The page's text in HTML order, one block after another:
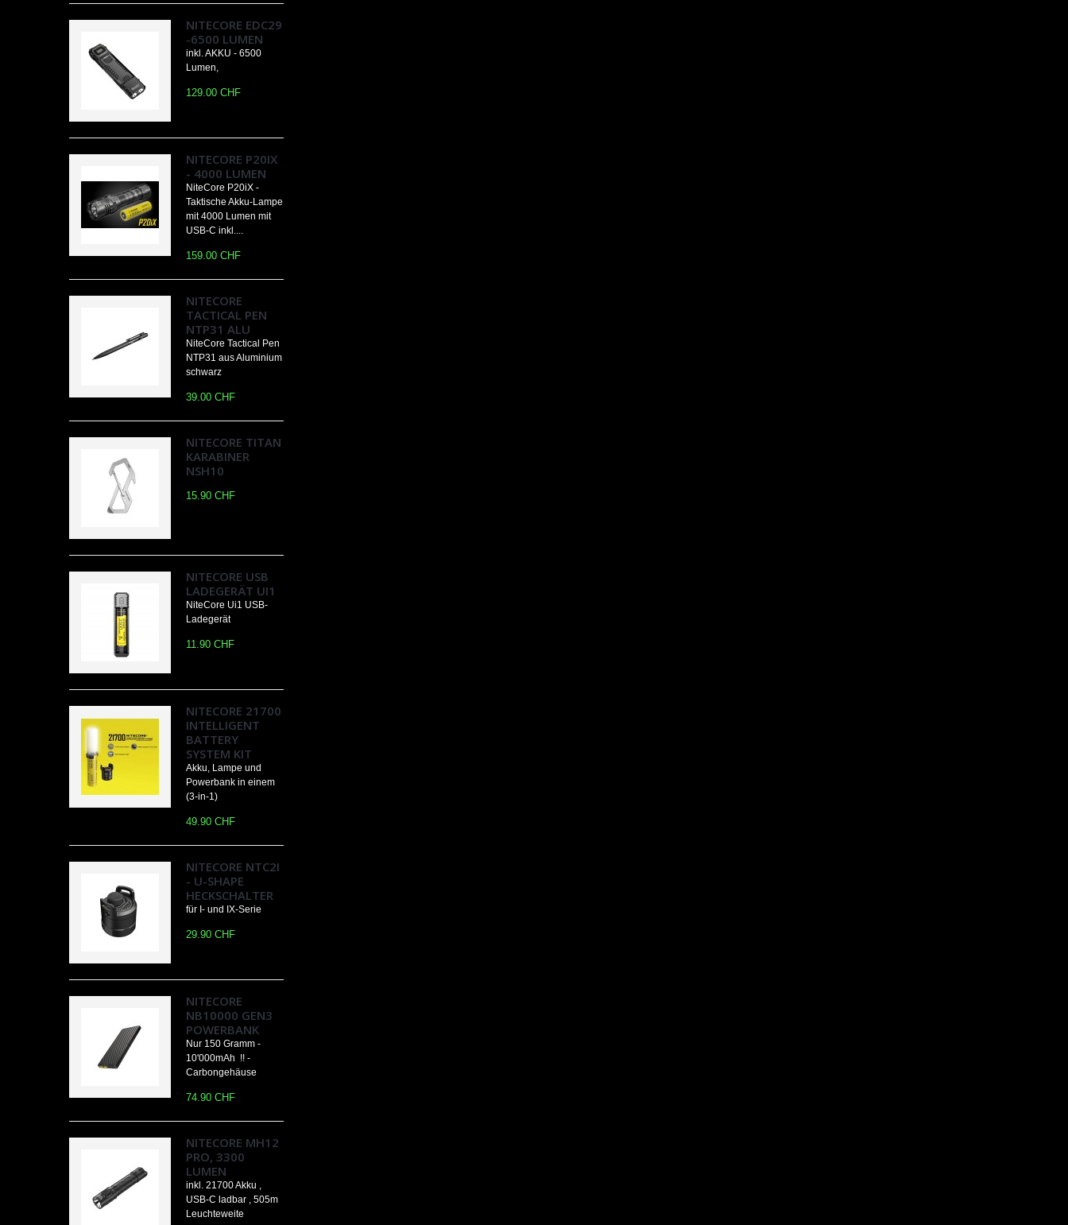
NITECORE EDC29
-6500 LUMEN
inkl. AKKU - 6500
Lumen,
129.00 CHF
NITECORE P20IX
- 4000 LUMEN
NiteCore P20iX -
Taktische Akku-Lampe
mit 4000 Lumen mit
USB-C inkl....
159.00 CHF
NITECORE
TACTICAL PEN
NTP31 ALU
NiteCore Tactical Pen
NTP31 aus Aluminium
schwarz
39.00 CHF
NITECORE TITAN
KARABINER
NSH10
15.90 CHF
NITECORE USB
LADEGERÄT UI1
NiteCore Ui1 USB-
Ladegerät
11.90 CHF
NITECORE 21700
INTELLIGENT
BATTERY
SYSTEM KIT
Akku, Lampe und
Powerbank in einem
(3-in-1)
49.90 CHF
NITECORE NTC2I
- U-SHAPE
HECKSCHALTER
für I- und IX-Serie
29.90 CHF
NITECORE
NB10000 GEN3
POWERBANK
Nur 150 Gramm -
10'000mAh !! -
Carbongehäuse
74.90 CHF
NITECORE MH12
PRO, 3300
LUMEN
inkl. 21700 Akku ,
USB-C ladbar , 505m
Leuchteweite